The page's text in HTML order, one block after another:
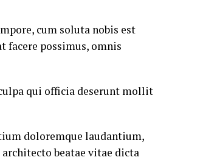
cum soluta nobis est
possimus, omnis
qui officia deserunt mollit
doloremque laudantium,
beatae vitae dicta